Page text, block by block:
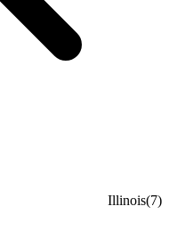
Illinois(7)